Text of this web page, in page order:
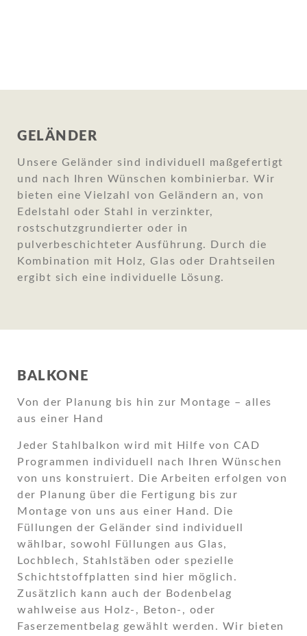
GELÄNDER
Unsere Geländer sind individuell maßgefertigt
und nach Ihren Wünschen kombinierbar. Wir
bieten eine Vielzahl von Geländern an, von
Edelstahl oder Stahl in verzinkter,
rostschutzgrundierter oder in
pulverbeschichteter Ausführung. Durch die
Kombination mit Holz, Glas oder Drahtseilen
ergibt sich eine individuelle Lösung.
BALKONE
Von der Planung bis hin zur Montage – alles
aus einer Hand
Jeder Stahlbalkon wird mit Hilfe von CAD
Programmen individuell nach Ihren Wünschen
von uns konstruiert. Die Arbeiten erfolgen von
der Planung über die Fertigung bis zur
Montage von uns aus einer Hand. Die
Füllungen der Geländer sind individuell
wählbar, sowohl Füllungen aus Glas,
Lochblech, Stahlstäben oder spezielle
Schichtstoffplatten sind hier möglich.
Zusätzlich kann auch der Bodenbelag
wahlweise aus Holz-, Beton-, oder
Faserzementbelag gewählt werden. Wir bieten